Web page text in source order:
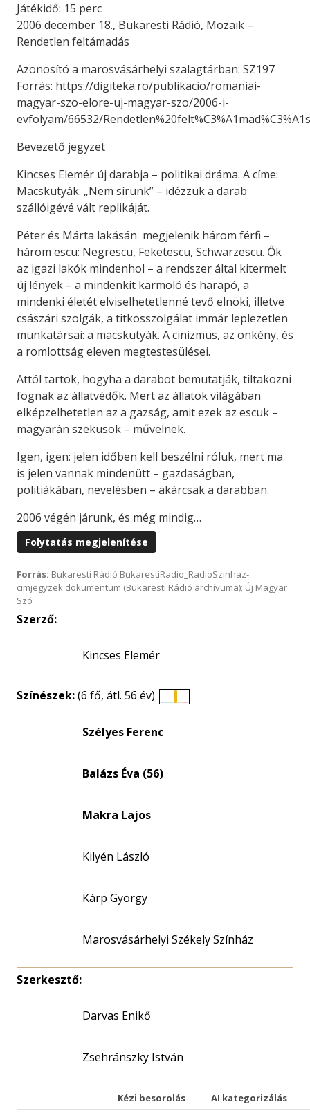
Játékidő: 15 perc
2006 december 18., Bukaresti Rádió, Mozaik –
Rendetlen feltámadás
Azonosító a marosvásárhelyi szalagtárban: SZ197
Forrás: https://digiteka.ro/publikacio/romaniai-
magyar-szo-elore-uj-magyar-szo/2006-i-
evfolyam/66532/
Bevezető jegyzet
Kincses Elemér új darabja – politikai dráma. A címe:
Macskutyák. „Nem sírunk” – idézzük a darab
szállóigévé vált replikáját.
Péter és Márta lakásán megjelenik három férfi –
három escu: Negrescu, Feketescu, Schwarzescu. Ők
az igazi lakók mindenhol – a rendszer által kitermelt
új lények – a mindenkit karmoló és harapó, a
mindenki életét elviselhetetlenné tevő elnöki, illetve
császári szolgák, a titkosszolgálat immár leplezetlen
munkatársai: a macskutyák. A cinizmus, az önkény, és
a romlottság eleven megtestesülései.
Attól tartok, hogyha a darabot bemutatják, tiltakozni
fognak az állatvédők. Mert az állatok világában
elképzelhetetlen az a gazság, amit ezek az escuk –
magyarán szekusok – művelnek.
Igen, igen: jelen időben kell beszélni róluk, mert ma
is jelen vannak mindenütt – gazdaságban,
politiákában, nevelésben – akárcsak a darabban.
2006 végén járunk, és még mindig…
Folytatás megjelenítése
Forrás: Bukaresti Rádió BukarestiRadio_RadioSzinhaz-
cimjegyzek dokumentum (Bukaresti Rádió archívuma); Új Magyar
Szó
Szerző:
Kincses Elemér
Színészek:(6 fő, átl. 56 év)
Szélyes Ferenc
Balázs Éva (56)
Makra Lajos
Kilyén László
Kárp György
Marosvásárhelyi Székely Színház
Szerkesztő:
Darvas Enikő
Zsehránszky István
Kézi besorolás AI kategorizálás